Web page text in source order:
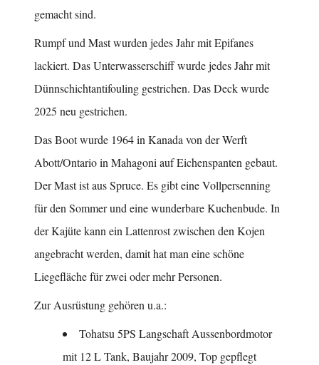
gemacht sind.
Rumpf und Mast wurden jedes Jahr mit Epifanes
lackiert. Das Unterwasserschiff wurde jedes Jahr mit
Dünnschichtantifouling gestrichen. Das Deck wurde
2025 neu gestrichen.
Das Boot wurde 1964 in Kanada von der Werft
Abott/Ontario in Mahagoni auf Eichenspanten gebaut.
Der Mast ist aus Spruce. Es gibt eine Vollpersenning
für den Sommer und eine wunderbare Kuchenbude. In
der Kajüte kann ein Lattenrost zwischen den Kojen
angebracht werden, damit hat man eine schöne
Liegefläche für zwei oder mehr Personen.
Zur Ausrüstung gehören u.a.:
Tohatsu 5PS Langschaft Aussenbordmotor
mit 12 L Tank, Baujahr 2009, Top gepflegt